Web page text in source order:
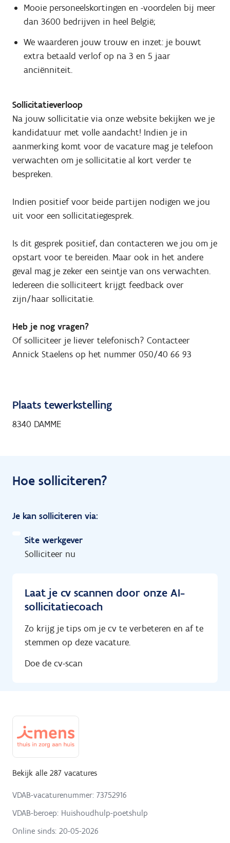
Mooie personeelskortingen en -voordelen bij meer
dan 3600 bedrijven in heel België;
We waarderen jouw trouw en inzet: je bouwt
extra betaald verlof op na 3 en 5 jaar
anciënniteit.
Sollicitatieverloop
Na jouw sollicitatie via onze website bekijken we je
kandidatuur met volle aandacht! Indien je in
aanmerking komt voor de vacature mag je telefoon
verwachten om je sollicitatie al kort verder te
bespreken.
Indien positief voor beide partijen nodigen we jou
uit voor een sollicitatiegesprek.
Is dit gesprek positief, dan contacteren we jou om je
opstart voor te bereiden. Maar ook in het andere
geval mag je zeker een seintje van ons verwachten.
Iedereen die solliciteert krijgt feedback over
zijn/haar sollicitatie.
Heb je nog vragen?
Of solliciteer je liever telefonisch? Contacteer
Annick Staelens op het nummer 050/40 66 93
Plaats tewerkstelling
8340 DAMME
Hoe solliciteren?
Je kan solliciteren via:
Site werkgever
Solliciteer nu
Laat je cv scannen door onze AI-
sollicitatiecoach
Zo krijg je tips om je cv te verbeteren en af te
stemmen op deze vacature.
Doe de cv-scan
Bekijk alle 287 vacatures
VDAB-vacaturenummer: 73752916
VDAB-beroep: Huishoudhulp-poetshulp
Online sinds: 20-05-2026